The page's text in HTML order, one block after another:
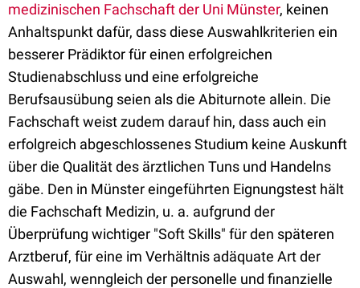
medizinischen Fachschaft der Uni Münster, keinen
Anhaltspunkt dafür, dass diese Auswahlkriterien ein
besserer Prädiktor für einen erfolgreichen
Studienabschluss und eine erfolgreiche
Berufsausübung seien als die Abiturnote allein. Die
Fachschaft weist zudem darauf hin, dass auch ein
erfolgreich abgeschlossenes Studium keine Auskunft
über die Qualität des ärztlichen Tuns und Handelns
gäbe. Den in Münster eingeführten Eignungstest hält
die Fachschaft Medizin, u. a. aufgrund der
Überprüfung wichtiger "Soft Skills" für den späteren
Arztberuf, für eine im Verhältnis adäquate Art der
Auswahl, wenngleich der personelle und finanzielle